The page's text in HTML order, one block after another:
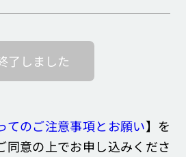
了しました
てのご注意事項とお願い】を
同意の上でお申し込みくださ